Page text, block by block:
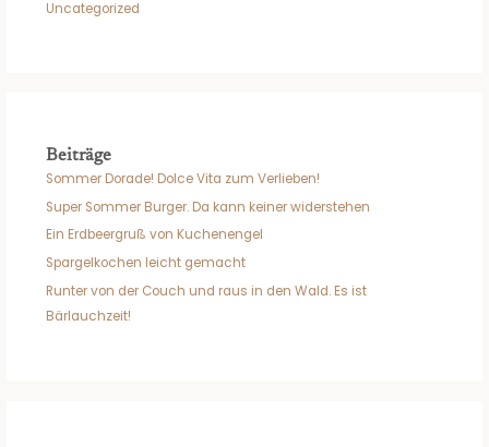
Uncategorized
Beiträge
Sommer Dorade! Dolce Vita zum Verlieben!
Super Sommer Burger. Da kann keiner widerstehen
Ein Erdbeergruß von Kuchenengel
Spargelkochen leicht gemacht
Runter von der Couch und raus in den Wald. Es ist
Bärlauchzeit!